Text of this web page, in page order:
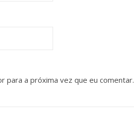
para a próxima vez que eu comentar.